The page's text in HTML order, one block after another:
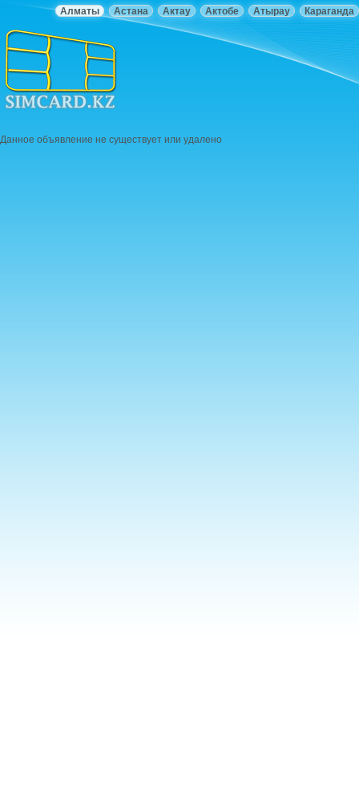
Караганда
Атырау
Актобе
Актау
Астана
Алматы
Данное объявление не существует или удалено